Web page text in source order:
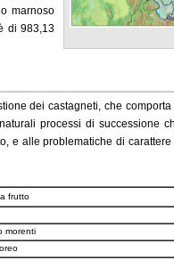
marnoso
di 983,13
dei castagneti, che
processi di successione
e alle problematiche di carattere
frutto
morenti